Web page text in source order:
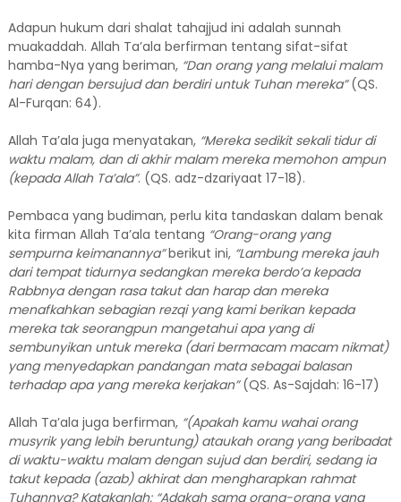
Adapun hukum dari shalat tahajjud ini adalah sunnah
muakaddah. Allah Ta’ala berfirman tentang sifat-sifat
hamba-Nya yang beriman, “Dan orang yang melalui malam
hari dengan bersujud dan berdiri untuk Tuhan mereka”(QS.
Al-Furqan: 64).
Allah Ta’ala juga menyatakan, “Mereka sedikit sekali tidur di
waktu malam, dan di akhir malam mereka memohon ampun
(kepada Allah Ta’ala”. (QS. adz-dzariyaat 17-18).
Pembaca yang budiman, perlu kita tandaskan dalam benak
kita firman Allah Ta’ala tentang “Orang-orang yang
sempurna keimanannya”berikut ini, “Lambung mereka jauh
dari tempat tidurnya sedangkan mereka berdo’a kepada
Rabbnya dengan rasa takut dan harap dan mereka
menafkahkan sebagian rezqi yang kami berikan kepada
mereka tak seorangpun mangetahui apa yang di
sembunyikan untuk mereka (dari bermacam macam nikmat)
yang menyedapkan pandangan mata sebagai balasan
terhadap apa yang mereka kerjakan”(QS. As-Sajdah: 16-17)
Allah Ta’ala juga berfirman, “(Apakah kamu wahai orang
musyrik yang lebih beruntung) ataukah orang yang beribadat
di waktu-waktu malam dengan sujud dan berdiri, sedang ia
takut kepada (azab) akhirat dan mengharapkan rahmat
Tuhannya? Katakanlah: “Adakah sama orang-orang yang